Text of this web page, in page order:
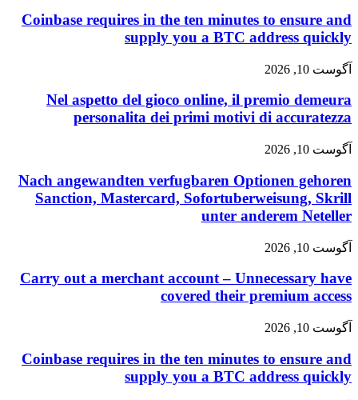
Coinbase requires in the ten minutes to ensure and
supply you a BTC address quickly
آگوست 10, 2026
Nel aspetto del gioco online, il premio demeura
personalita dei primi motivi di accuratezza
آگوست 10, 2026
Nach angewandten verfugbaren Optionen gehoren
Sanction, Mastercard, Sofortuberweisung, Skrill
unter anderem Neteller
آگوست 10, 2026
Carry out a merchant account – Unnecessary have
covered their premium access
آگوست 10, 2026
Coinbase requires in the ten minutes to ensure and
supply you a BTC address quickly